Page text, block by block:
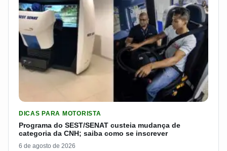
DICAS PARA MOTORISTA
Programa do SEST/SENAT custeia mudança de
categoria da CNH; saiba como se inscrever
6 de agosto de 2026